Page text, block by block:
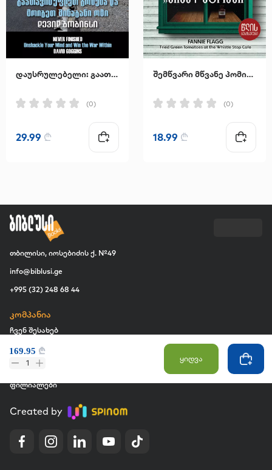
169.95 ₾
1 ყიდვა
დაუსრულებელი: გაათავისუფლეთ გონება და მოიგეთ შინაგანი ომი
(0)
29.99 ₾
შემწვარი მწვანე პომიდვრები კაფე "უისელ სტოპში"
(0)
18.99 ₾
თბილისი, იოსებიძის ქ. №49
info@biblusi.ge
+995 (32) 248 68 44
კომპანია
ჩვენ შესახებ
ვაკანსია
კომერციული შესყიდვები
ფილიალები
Created by